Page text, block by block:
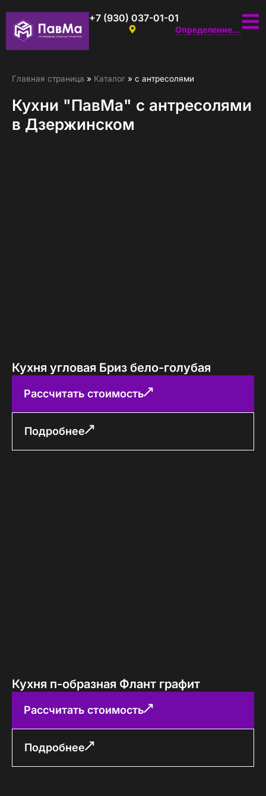
+7 (930) 037-01-01
Определение...
Главная страница » Каталог » с антресолями
Кухни "ПавМа" с антресолями
в Дзержинском
Кухня угловая Бриз бело-голубая
Рассчитать стоимость
Подробнее
Кухня п-образная Флант графит
Рассчитать стоимость
Подробнее